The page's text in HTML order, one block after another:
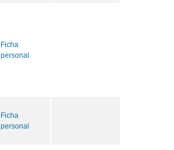
Ficha
personal
Ficha
personal